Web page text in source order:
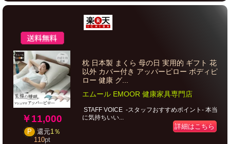
￥11,000
P 還元1％
110pt
枕 日本製 まくら 母の日 実用的 ギフト 花
以外 カバー付き アッパーピロー ボディピ
ロー 健康 グ...
エムール EMOOR 健康家具専門店
STAFF VOICE -スタッフおすすめポイント- 本当
に気持ちいい...
詳細はこちら